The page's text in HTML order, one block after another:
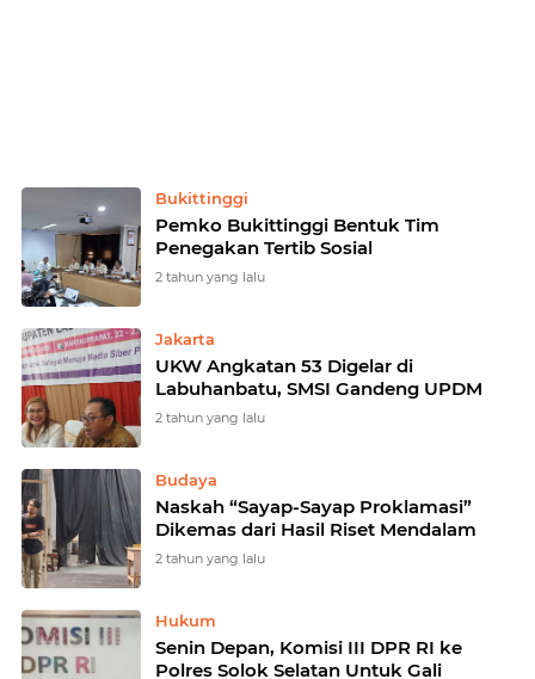
Bukittinggi
Pemko Bukittinggi Bentuk Tim
Penegakan Tertib Sosial
2 tahun yang lalu
Jakarta
UKW Angkatan 53 Digelar di
Labuhanbatu, SMSI Gandeng UPDM
2 tahun yang lalu
Budaya
Naskah “Sayap-Sayap Proklamasi”
Dikemas dari Hasil Riset Mendalam
2 tahun yang lalu
Hukum
Senin Depan, Komisi III DPR RI ke
Polres Solok Selatan Untuk Gali